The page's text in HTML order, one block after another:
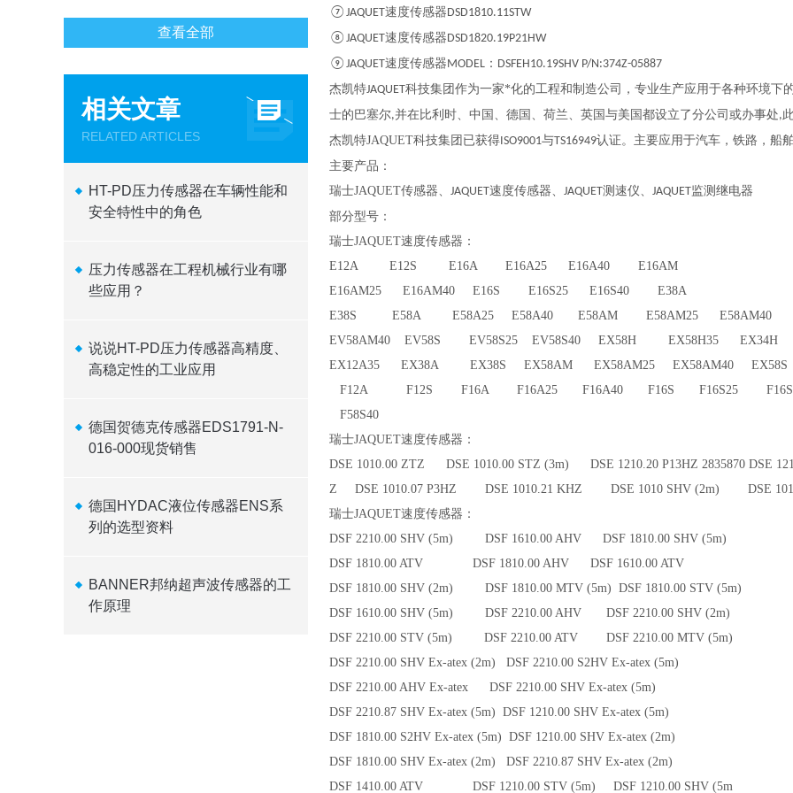
查看全部
相关文章
RELATED ARTICLES
HT-PD压力传感器在车辆性能和
安全特性中的角色
压力传感器在工程机械行业有哪
些应用？
说说HT-PD压力传感器高精度、
高稳定性的工业应用
德国贺德克传感器EDS1791-N-
016-000现货销售
德国HYDAC液位传感器ENS系
列的选型资料
BANNER邦纳超声波传感器的工
作原理
⑦JAQUET速度传感器DSD1810.11STW
⑧JAQUET速度传感器DSD1820.19P21HW
⑨JAQUET速度传感器MODEL ： DSFEH10.19SHV P/N:374Z-05887
杰凯特JAQUET科技集团作为一家*化的工程和制造公司，专业生产应用于各种环境
士的巴塞尔,并在比利时、中国、德国、荷兰、英国与美国都设立了分公司或办事处,
杰凯特JAQUET科技集团已获得ISO9001与TS16949认证。主要应用于汽车，铁路，船
主要产品：
瑞士JAQUET传感器、 JAQUET速度传感器、 JAQUET测速仪、 JAQUET监测继电器
部分型号：
瑞士JAQUET速度传感器：
E12A E12S E16A E16A25 E16A40 E16AM
E16AM25 E16AM40 E16S E16S25 E16S40 E38A
E38S E58A E58A25 E58A40 E58AM E58AM25 E58AM40
EV58AM40 EV58S EV58S25 EV58S40 EX58H EX58H35
EX12A35 EX38A EX38S EX58AM EX58AM25 EX58AM40
F12A F12S F16A F16A25 F16A40 F16S F16S25
F58S40
瑞士JAQUET速度传感器：
DSE 1010.00 ZTZ DSE 1010.00 STZ (3m) DSE 1210.20 P13HZ 2835870 DSE
Z DSE 1010.07 P3HZ DSE 1010.21 KHZ DSE 1010 SHV (2m) DSE
瑞士JAQUET速度传感器：
DSF 2210.00 SHV (5m) DSF 1610.00 AHV DSF 1810.00 SHV (5m)
DSF 1810.00 ATV DSF 1810.00 AHV DSF 1610.00 ATV
DSF 1810.00 SHV (2m) DSF 1810.00 MTV (5m) DSF 1810.00 STV (5m)
DSF 1610.00 SHV (5m) DSF 2210.00 AHV DSF 2210.00 SHV (2m)
DSF 2210.00 STV (5m) DSF 2210.00 ATV DSF 2210.00 MTV (5m)
DSF 2210.00 SHV Ex-atex (2m) DSF 2210.00 S2HV Ex-atex (5m)
DSF 2210.00 AHV Ex-atex DSF 2210.00 SHV Ex-atex (5m)
DSF 2210.87 SHV Ex-atex (5m) DSF 1210.00 SHV Ex-atex (5m)
DSF 1810.00 S2HV Ex-atex (5m) DSF 1210.00 SHV Ex-atex (2m)
DSF 1810.00 SHV Ex-atex (2m) DSF 2210.87 SHV Ex-atex (2m)
DSF 1410.00 ATV DSF 1210.00 STV (5m) DSF 1210.00 SHV (5m